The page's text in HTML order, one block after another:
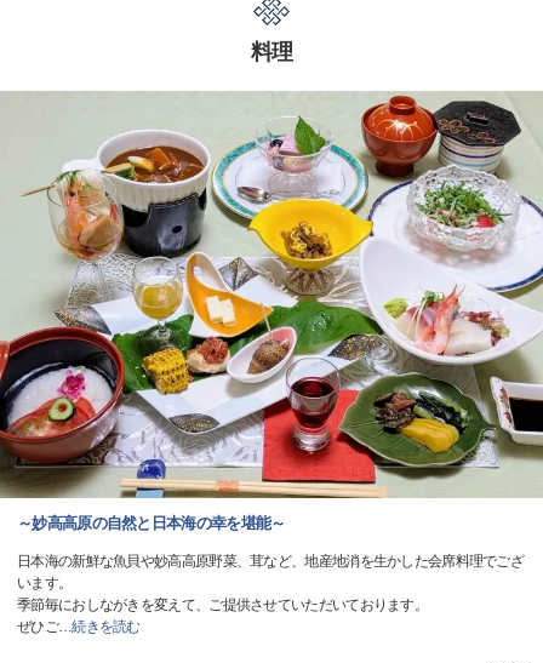
料理
～妙高高原の自然と日本海の幸を堪能～
日本海の新鮮な魚貝や妙高高原野菜、茸など、地産地消を生かした会席料理でござ
います。
季節毎におしながきを変えて、ご提供させていただいております。
ぜひご…続きを読む